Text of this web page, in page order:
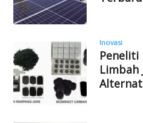
Inovasi
Peneliti
Limbah